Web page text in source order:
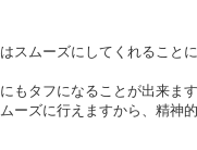
スムーズにしてくれること
もタフになることが出来ます
ーズに行えますから、精神